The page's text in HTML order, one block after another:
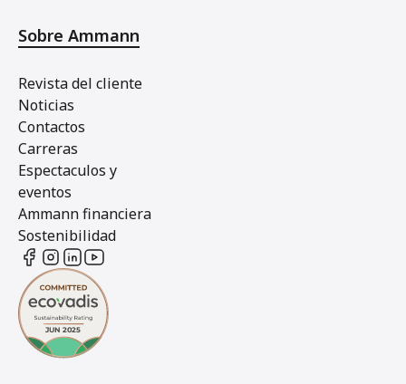
Sobre Ammann
Revista del cliente
Noticias
Contactos
Carreras
Espectaculos y
eventos
Ammann financiera
Sostenibilidad